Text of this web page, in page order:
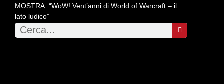
MOSTRA: “WoW! Vent’anni di World of Warcraft – il
lato ludico”